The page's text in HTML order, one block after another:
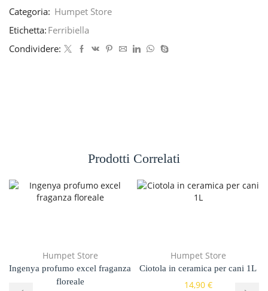
Categoria: Humpet Store
Etichetta: Ferribiella
Condividere:
Prodotti Correlati
Humpet Store
Ingenya profumo excel fraganza
floreale
Humpet Store
Ciotola in ceramica per cani 1L
14,90 €